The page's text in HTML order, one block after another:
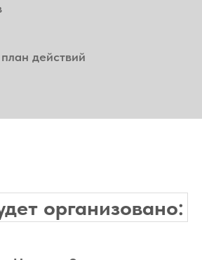
действий
организовано: